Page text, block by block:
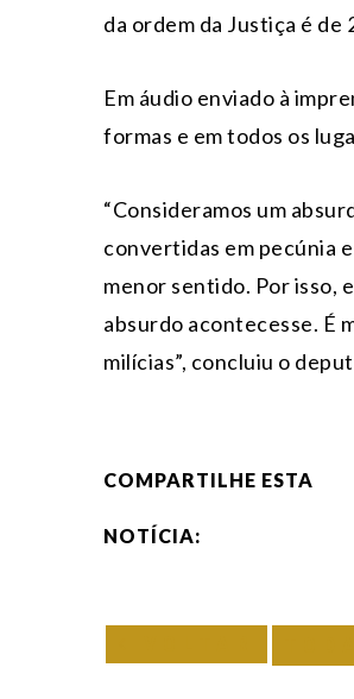
da ordem da Justiça é de
Em áudio enviado à
formas e em todos os
“Consideramos um
convertidas em pecúnia
menor sentido. Por isso,
absurdo acontecesse. É
milícias”, concluiu o
COMPARTILHE ESTA
NOTÍCIA: